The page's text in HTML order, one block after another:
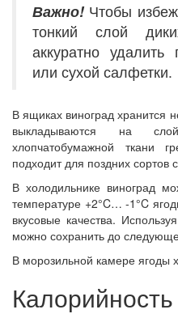
Важно!Чтобы
тонкий слой
аккуратно
или сухой салфетки.
В ящиках виноград хранится
выкладываются на
хлопчатобумажной ткани
подходит для поздних сортов
В холодильнике виноград
температуре +2°C… -1°C
вкусовые качества.
можно сохранить до
В морозильной камере ягоды